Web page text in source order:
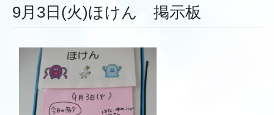
9月3日(火)ほけん 掲示板